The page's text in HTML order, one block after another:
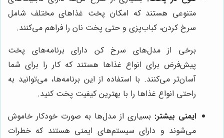
متنوعی هستند که امکان پخت غذاهای مختلف شامل
سرخ کردن، کباب‌پزی و حتی پخت نان را فراهم می‌کنند.
برخی از مدل‌های سرخ کن دارای برنامه‌های پخت
پیش‌فرض برای انواع غذاها هستند که کار را برای شما
آسان‌تر می‌کنند. با استفاده از این برنامه‌ها، می‌توانید به
راحتی انواع غذاها را با بهترین کیفیت پخت کنید.
ایمنی بیشتر: بسیاری از مدل‌ها به صورت خودکار خاموش
می‌شوند و دارای سیستم‌های ایمنی هستند که خطرات